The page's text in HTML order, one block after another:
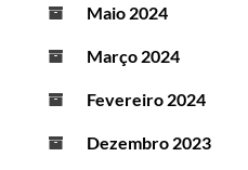
Maio 2024
Março 2024
Fevereiro 2024
Dezembro 2023